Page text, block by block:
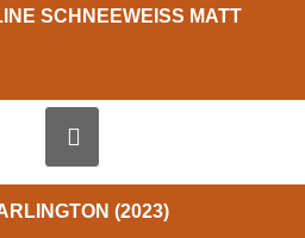
SCHNEEWEISS MATT
Bild vergrößern
(2023)